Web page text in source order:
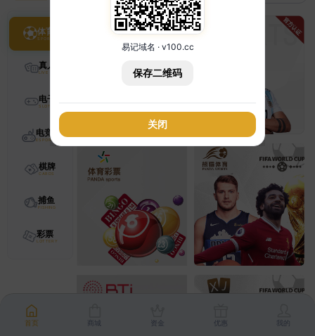
体育
真人
电子
电竞
棋牌
捕鱼
彩票
首页 商城 资金 优惠 我的
易记域名 · v100.cc
保存二维码
关闭